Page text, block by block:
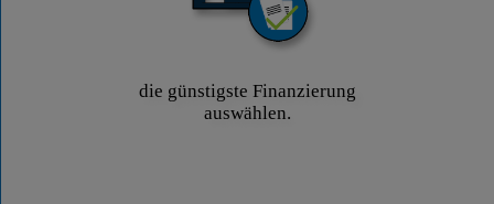
die günstigste Finanzierung
auswählen.